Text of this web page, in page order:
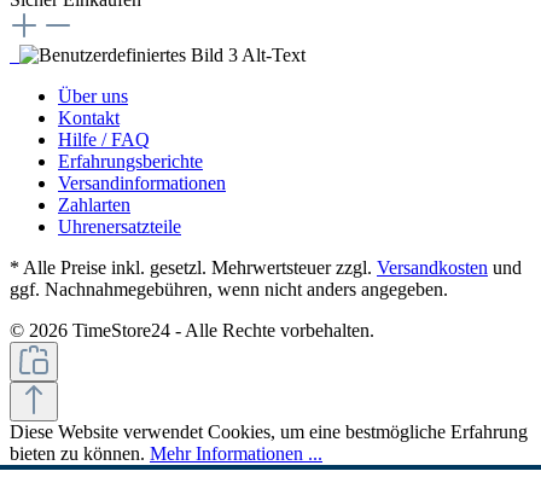
Über uns
Kontakt
Hilfe / FAQ
Erfahrungsberichte
Versandinformationen
Zahlarten
Uhrenersatzteile
* Alle Preise inkl. gesetzl. Mehrwertsteuer zzgl. Versandkosten und
ggf. Nachnahmegebühren, wenn nicht anders angegeben.
© 2026 TimeStore24 - Alle Rechte vorbehalten.
Diese Website verwendet Cookies, um eine bestmögliche Erfahrung
bieten zu können. Mehr Informationen ...